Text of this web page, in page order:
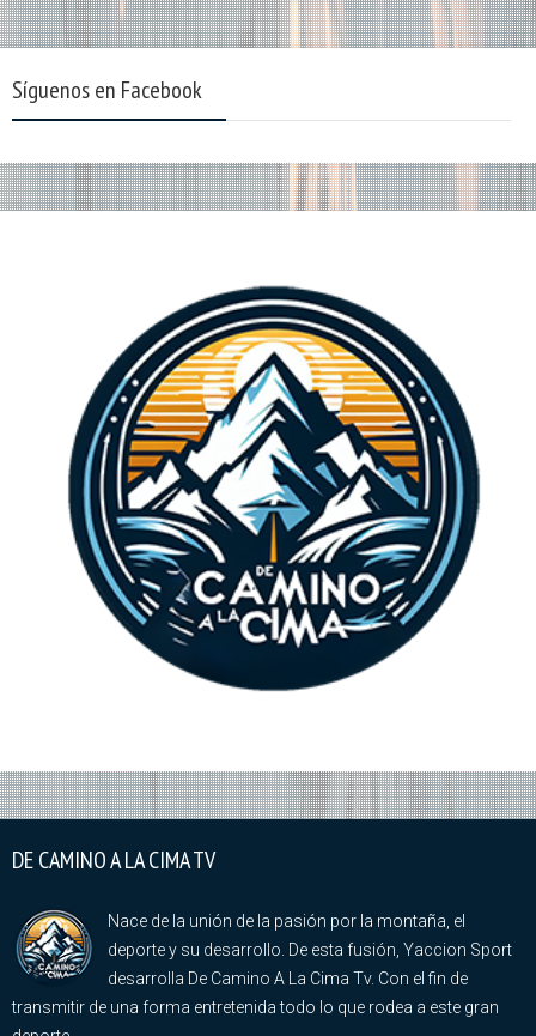
Síguenos en Facebook
DE CAMINO A LA CIMA TV
Nace de la unión de la pasión por la montaña, el
deporte y su desarrollo. De esta fusión, Yaccion Sport
desarrolla De Camino A La Cima Tv. Con el fin de
transmitir de una forma entretenida todo lo que rodea a este gran